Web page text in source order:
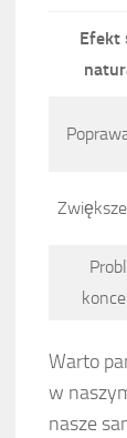
Efekt
Warto
w
nasze